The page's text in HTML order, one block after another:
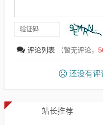
评论列表 （暂无评论，
还没有评
站长推荐